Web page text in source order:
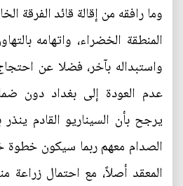
وما رافقه من إقالة قائد الفرقة
المنطقة الخضراء، واتهامه
واستبداله بآخر، فضلا عن
عدم العودة إلى بغداد دون
يرجح بأن السيناريو القادم
الصدام معهم ربما سيكون خطوة
المعقد أصلاً، مع احتمال زراعة